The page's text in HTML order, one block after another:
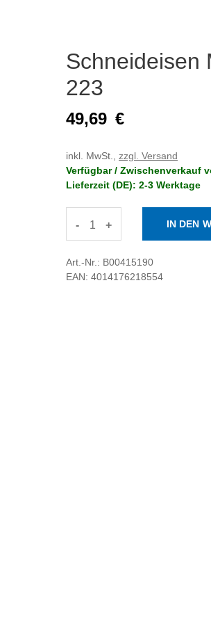
Schneideisen
223
49,69 €
inkl. MwSt., zzgl. Versand
Verfügbar / Zwischenverkauf
Lieferzeit (DE): 2-3 Werktage
- +
Art.-Nr.: B00415190
EAN: 4014176218554